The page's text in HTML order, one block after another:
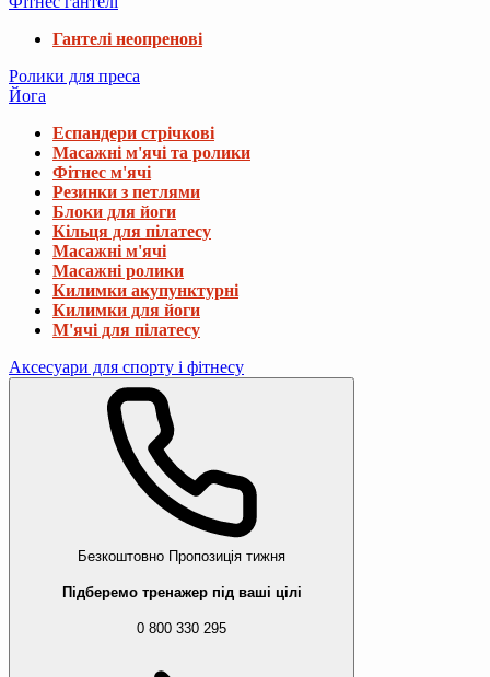
Гантелі неопренові
Ролики для преса
Йога
Еспандери стрічкові
Масажні м'ячі та ролики
Фітнес м'ячі
Резинки з петлями
Блоки для йоги
Кільця для пілатесу
Масажні м'ячі
Масажні ролики
Килимки акупунктурні
Килимки для йоги
М'ячі для пілатесу
Аксесуари для спорту і фітнесу
Безкоштовно Пропозиція тижня
Підберемо тренажер під ваші цілі
0 800 330 295